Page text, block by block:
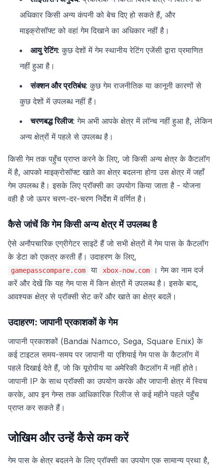
अधिकार किसी अन्य कंपनी को बेच दिए हो सकते हैं, और
माइक्रोसॉफ्ट को वहां गेम दिखाने का अधिकार नहीं है।
आयु रेटिंग: कुछ देशों में गेम स्थानीय रेटिंग एजेंसी द्वारा प्रमाणित
नहीं हुआ है।
संक्शन और प्रतिबंध: कुछ गेम राजनीतिक या कानूनी कारणों से
कुछ देशों में उपलब्ध नहीं हैं।
चरणबद्ध रिलीज: गेम अभी आपके क्षेत्र में लॉन्च नहीं हुआ है, लेकिन
अन्य क्षेत्रों में पहले से उपलब्ध है।
किसी गेम तक पहुँच प्राप्त करने के लिए, जो किसी अन्य क्षेत्र के कैटलॉग
में है, आपको माइक्रोसॉफ्ट खाते का क्षेत्र बदलना होगा उस क्षेत्र में जहाँ
गेम उपलब्ध है। इसके लिए प्रॉक्सी का उपयोग किया जाता है - योजना
वही है जो ऊपर चरण-दर-चरण निर्देश में वर्णित है।
कैसे जांचें कि गेम किसी अन्य क्षेत्र में उपलब्ध है
ऐसे अनौपचारिक एग्रीगेटर साइटें हैं जो सभी क्षेत्रों में गेम पास के कैटलॉग
के डेटा को एकत्र करती हैं। उदाहरण के लिए,
gamepasscompare.com या xbox-now.com
। गेम का नाम दर्ज
करें और देखें कि यह गेम पास में किन क्षेत्रों में उपलब्ध है। इसके बाद,
आवश्यक क्षेत्र से प्रॉक्सी सेट करें और खाते का क्षेत्र बदलें।
उदाहरण: जापानी प्रकाशकों के गेम
जापानी प्रकाशकों (Bandai Namco, Sega, Square Enix) के
कई टाइटल समय-समय पर जापानी या एशियाई गेम पास के कैटलॉग में
पहले दिखाई देते हैं, जो कि यूरोपीय या अमेरिकी कैटलॉग में नहीं होते।
जापानी IP के साथ प्रॉक्सी का उपयोग करके और जापानी क्षेत्र में स्विच
करके, आप इन गेम्स तक आधिकारिक रिलीज से कई महीने पहले पहुँच
प्राप्त कर सकते हैं।
जोखिम और उन्हें कैसे कम करें
गेम पास के क्षेत्र बदलने के लिए प्रॉक्सी का उपयोग एक सामान्य प्रथा है,